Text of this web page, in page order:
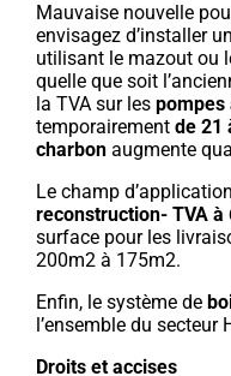
Mauvaise nouvelle
envisagez d’installer
utilisant le mazout ou
quelle que soit
la TVA sur les pompes
temporairement de 21
charbon augmente
Le champ
reconstruction- TVA à
surface pour les
200m2 à 175m2.
Enfin, le système de
l’ensemble du secteur
Droits et accises